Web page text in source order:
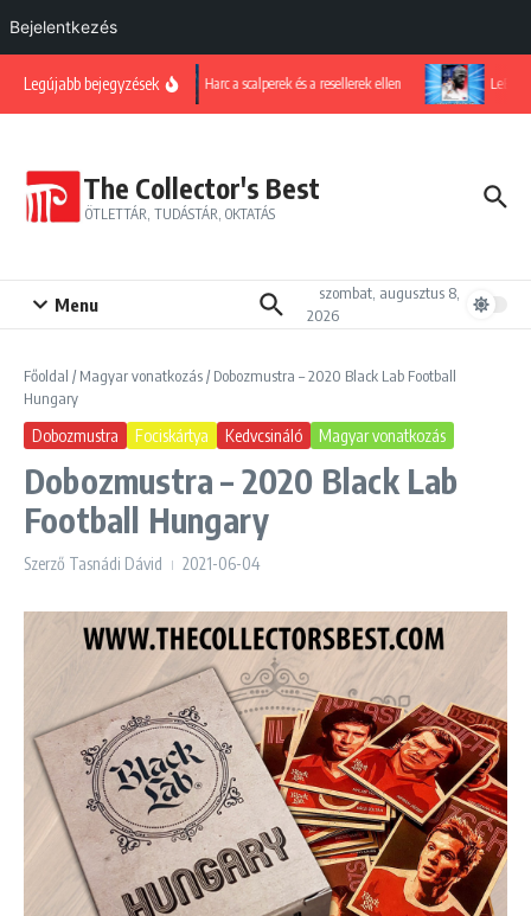
Bejelentkezés
Legújabb bejegyzések
Harc a scalperek és a resellerek ellen LeBron
The Collector's Best
ÖTLETTÁR, TUDÁSTÁR, OKTATÁS
Menu
szombat, augusztus 8,
2026
Főoldal /Magyar vonatkozás/Dobozmustra – 2020 Black Lab Football
Hungary
Dobozmustra Fociskártya Kedvcsináló Magyar vonatkozás
Dobozmustra – 2020 Black Lab
Football Hungary
Szerző Tasnádi Dávid 2021-06-04